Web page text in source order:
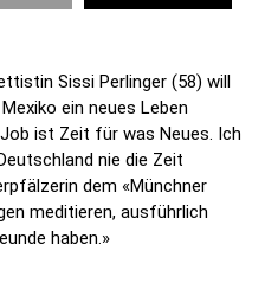
Sissi Perlinger (58) will
ein neues Leben
ist Zeit für was Neues. Ich
nie die Zeit
dem «Münchner
meditieren, ausführlich
haben.»